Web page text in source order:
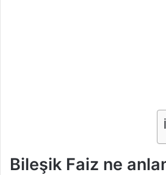
Bileşik Faiz ne